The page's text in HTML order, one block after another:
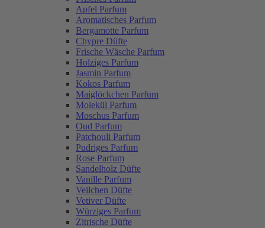
Apfel Parfum
Aromatisches Parfum
Bergamotte Parfum
Chypre Düfte
Frische Wäsche Parfum
Holziges Parfum
Jasmin Parfum
Kokos Parfum
Maiglöckchen Parfum
Molekül Parfum
Moschus Parfum
Oud Parfum
Patchouli Parfum
Pudriges Parfum
Rose Parfum
Sandelholz Düfte
Vanille Parfum
Veilchen Düfte
Vetiver Düfte
Würziges Parfum
Zitrische Düfte